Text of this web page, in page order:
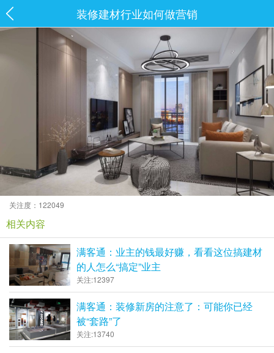
装修建材行业如何做营销
关注度：122049
相关内容
满客通：业主的钱最好赚，看看这位搞建材
的人怎么“搞定”业主
关注:12397
满客通：装修新房的注意了：可能你已经
被“套路”了
关注:13740